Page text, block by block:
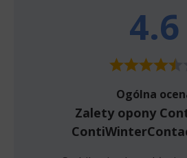
4.6
Ogólna
Zalety opony